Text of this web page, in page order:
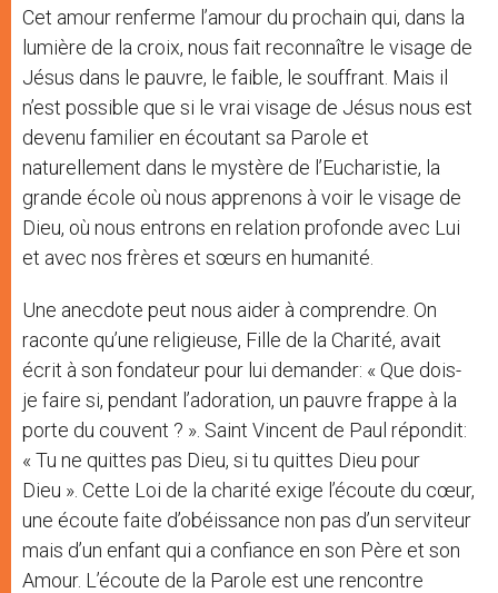
Cet amour renferme l’amour du prochain qui, dans la
lumière de la croix, nous fait reconnaître le visage de
Jésus dans le pauvre, le faible, le souffrant. Mais il
n’est possible que si le vrai visage de Jésus nous est
devenu familier en écoutant sa Parole et
naturellement dans le mystère de l’Eucharistie, la
grande école où nous apprenons à voir le visage de
Dieu, où nous entrons en relation profonde avec Lui
et avec nos frères et sœurs en humanité.
Une anecdote peut nous aider à comprendre. On
raconte qu’une religieuse, Fille de la Charité, avait
écrit à son fondateur pour lui demander: « Que dois-
je faire si, pendant l’adoration, un pauvre frappe à la
porte du couvent ? ». Saint Vincent de Paul répondit:
« Tu ne quittes pas Dieu, si tu quittes Dieu pour
Dieu ». Cette Loi de la charité exige l’écoute du cœur,
une écoute faite d’obéissance non pas d’un serviteur
mais d’un enfant qui a confiance en son Père et son
Amour. L’écoute de la Parole est une rencontre